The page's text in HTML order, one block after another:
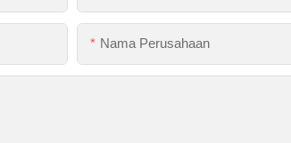
Nama Perusahaan